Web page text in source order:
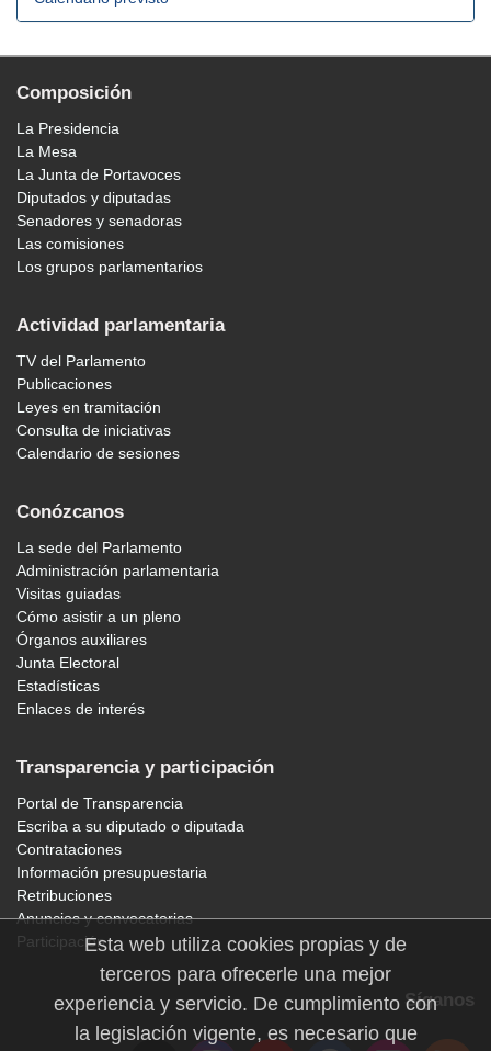
Composición
La Presidencia
La Mesa
La Junta de Portavoces
Diputados y diputadas
Senadores y senadoras
Las comisiones
Los grupos parlamentarios
Actividad parlamentaria
TV del Parlamento
Publicaciones
Leyes en tramitación
Consulta de iniciativas
Calendario de sesiones
Conózcanos
La sede del Parlamento
Administración parlamentaria
Visitas guiadas
Cómo asistir a un pleno
Órganos auxiliares
Junta Electoral
Estadísticas
Enlaces de interés
Transparencia y participación
Portal de Transparencia
Escriba a su diputado o diputada
Contrataciones
Información presupuestaria
Retribuciones
Anuncios y convocatorias
Participación
Síganos
Esta web utiliza cookies propias y de
terceros para ofrecerle una mejor
experiencia y servicio. De cumplimiento con
la legislación vigente, es necesario que